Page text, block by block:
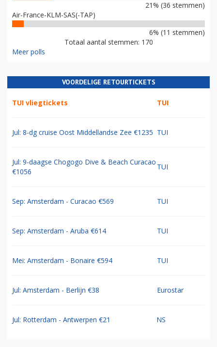
21% (36 stemmen)
Air-France-KLM-SAS(-TAP)
6% (11 stemmen)
Totaal aantal stemmen: 170
Meer polls
VOORDELIGE RETOURTICKETS
TUI vliegtickets TUI
Jul: 8-dg cruise Oost Middellandse Zee €1235 TUI
Jul: 9-daagse Chogogo Dive & Beach Curacao
€1056
TUI
Sep: Amsterdam - Curacao €569 TUI
Sep: Amsterdam - Aruba €614 TUI
Mei: Amsterdam - Bonaire €594 TUI
Jul: Amsterdam - Berlijn €38 Eurostar
Jul: Rotterdam - Antwerpen €21 NS